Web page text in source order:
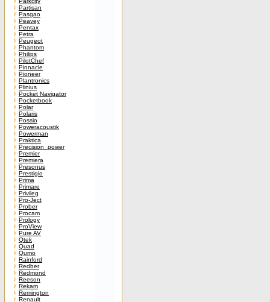
Partisan
Pasgao
Peavey
Pentax
Petra
Peugeot
Phantom
Philips
PilotChef
Pinnacle
Pioneer
Plantronics
Plinius
Pocket Navigator
Pocketbook
Polar
Polaris
Possio
Poweracoustik
Powerman
Praktica
Precision_power
Premier
Premiera
Presonus
Prestigio
Prima
Primare
Privileg
Pro-Ject
Prober
Procam
Prology
ProView
Pure AV
Qtek
Quad
Qumo
Rainford
Redber
Redmond
Reeson
Rekam
Remington
Renault